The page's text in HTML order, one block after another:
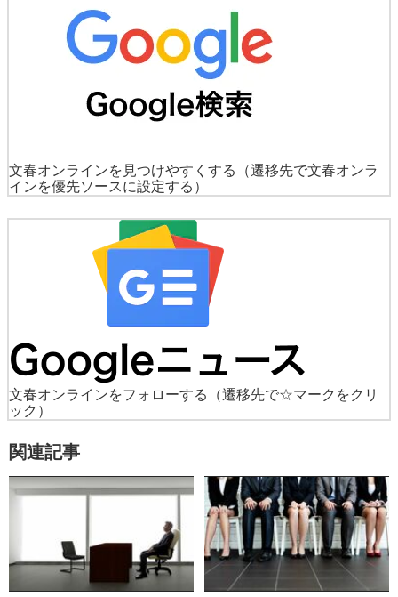
文春オンラインを見つけやすくする
（遷移先で文春オンラ
インを優先ソースに設定する）
文春オンラインをフォローする
（遷移先で☆マークをクリ
ック）
関連記事